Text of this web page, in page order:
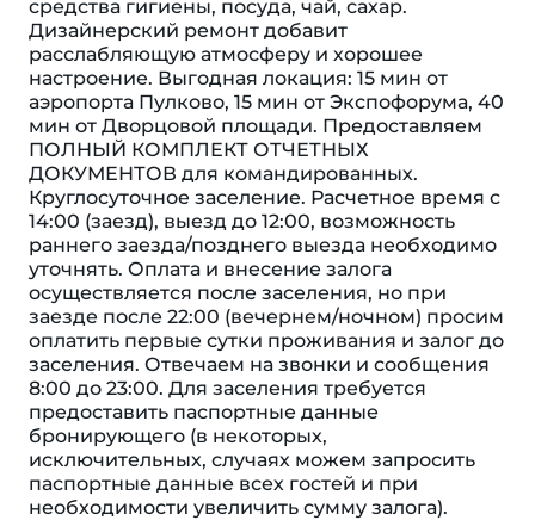
средства гигиены, посуда, чай, сахар.
Дизайнерский ремонт добавит
расслабляющую атмосферу и хорошее
настроение. Выгодная локация: 15 мин от
аэропорта Пулково, 15 мин от Экспофорума, 40
мин от Дворцовой площади. Предоставляем
ПОЛНЫЙ КОМПЛЕКТ ОТЧЕТНЫХ
ДОКУМЕНТОВ для командированных.
Круглосуточное заселение. Расчетное время с
14:00 (заезд), выезд до 12:00, возможность
раннего заезда/позднего выезда необходимо
уточнять. Оплата и внесение залога
осуществляется после заселения, но при
заезде после 22:00 (вечернем/ночном) просим
оплатить первые сутки проживания и залог до
заселения. Отвечаем на звонки и сообщения
8:00 до 23:00. Для заселения требуется
предоставить паспортные данные
бронирующего (в некоторых,
исключительных, случаях можем запросить
паспортные данные всех гостей и при
необходимости увеличить сумму залога).